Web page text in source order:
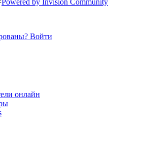
Войти
онлайн